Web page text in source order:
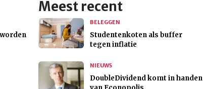
Meest recent
BELEGGEN
Studentenkoten als buffer
tegen inflatie
NIEUWS
DoubleDividend komt in handen